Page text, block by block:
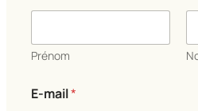
Prénom
E-mail*